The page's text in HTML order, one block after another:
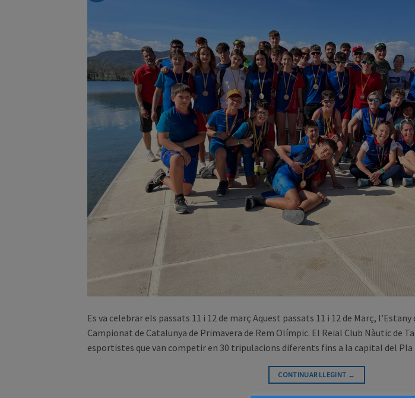
Es va celebrar els passats 11 i 12 de març Aquest passats 11 i 12 de Març,
Campionat de Catalunya de Primavera de Rem Olímpic. El Reial Club Nàutic de
esportistes que van competir en 30 tripulacions diferents fins a la capital del
CONTINUAR LLEGINT →